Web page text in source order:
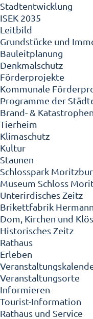
Stadtentwicklung
ISEK 2035
Leitbild
Grundstücke und
Bauleitplanung
Denkmalschutz
Förderprojekte
Kommunale
Programme der
Brand- &
Tierheim
Klimaschutz
Kultur
Staunen
Schlosspark
Museum Schloss
Unterirdisches Zeitz
Brikettfabrik
Dom, Kirchen und
Historisches Zeitz
Rathaus
Erleben
Veranstaltungsorte
Informieren
Tourist-Information
Rathaus und Service